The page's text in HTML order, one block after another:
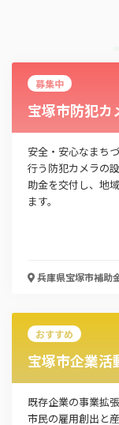
高等職業訓
お名前
会社名
「PDF資料ダ
で本サービス
れます。
募集中
宝塚市防犯カ
安全・安心なまち
行う防犯カメラの
助金を交付し、地
ます。
兵庫県宝塚市補助
おすすめ
宝塚市企業活
既存企業の事業拡
市民の雇用創出と